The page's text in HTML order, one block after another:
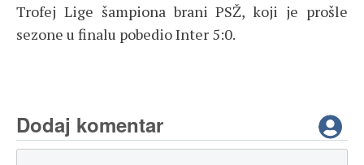
Trofej Lige šampiona brani PSŽ, koji je prošle
sezone u finalu pobedio Inter 5:0.
Dodaj komentar